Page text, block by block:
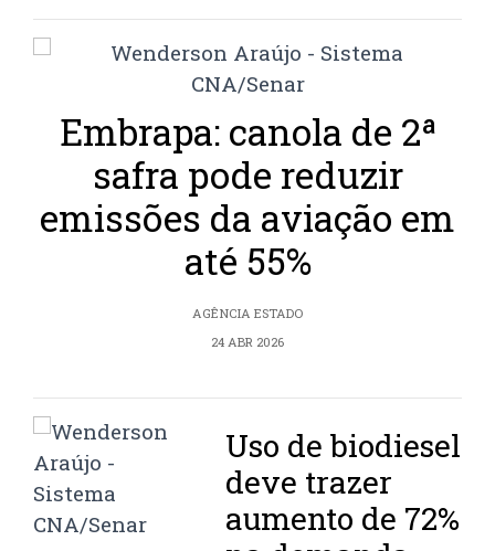
Embrapa: canola de 2ª
safra pode reduzir
emissões da aviação em
até 55%
AGÊNCIA ESTADO
24 ABR 2026
Uso de biodiesel
deve trazer
aumento de 72%